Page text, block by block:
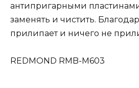
антипригарными
заменять и чистить.
прилипает и ничего не
REDMOND RMB-M603